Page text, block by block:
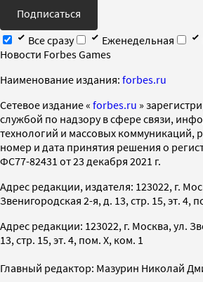
Подписаться
Все сразу
Еженедельная
Новости Forbes Games
Наименование издания: forbes.ru
Cетевое издание « forbes.ru »
службой по надзору в сфере связи,
технологий и массовых коммуникаций,
номер и дата принятия решения о
ФС77-82431 от 23 декабря 2021 г.
Адрес редакции, издателя: 123022, г.
Звенигородская 2-я, д. 13, стр. 15, эт. 4,
Адрес редакции: 123022, г. Москва, ул.
13, стр. 15, эт. 4, пом. X, ком. 1
Главный редактор: Мазурин Николай